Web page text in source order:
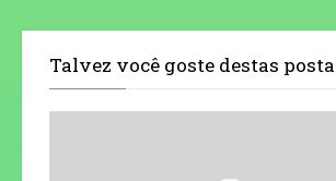
Talvez você goste destas